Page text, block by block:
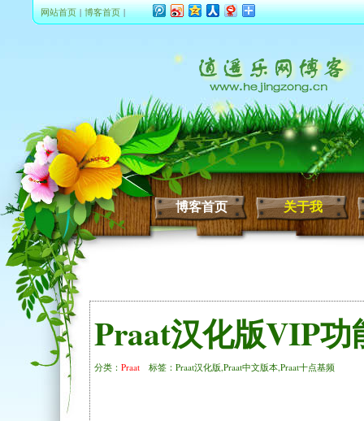
网站首页|博客首页|
博客首页 关于我
Praat汉化版VIP功
分类： Praat 标签：Praat汉化版,Praat中文版本,Praat十点基频